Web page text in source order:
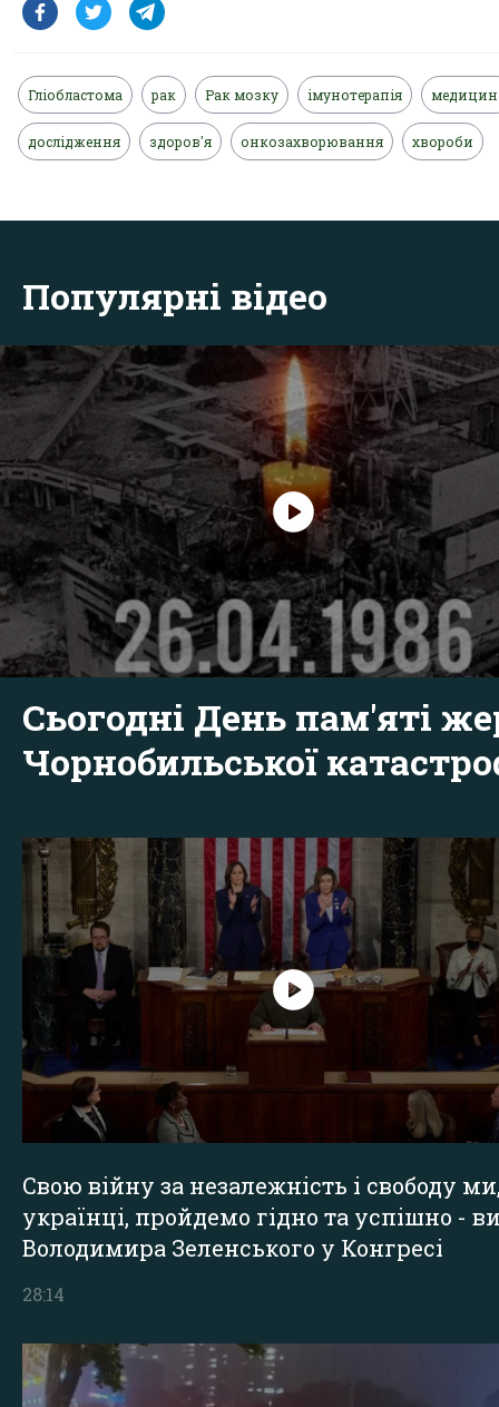
Гліобластома рак Рак мозку імунотерапія
дослідження здоров'я онкозахворювання хвороби
Популярні відео
Сьогодні День пам'яті
Чорнобильської
Свою війну за незалежність і свободу
українці, пройдемо гідно та успішно -
Володимира Зеленського у Конгресі
28:14